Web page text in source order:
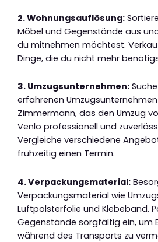
2. Wohnungsauflösung:
Möbel und Gegenstände aus
du mitnehmen möchtest.
Dinge, die du nicht mehr
3. Umzugsunternehmen:
erfahrenen
Zimmermann, das den Umzug
Venlo professionell und
Vergleiche verschiedene
frühzeitig einen Termin.
4. Verpackungsmaterial:
Verpackungsmaterial wie
Luftpolsterfolie und Klebeband.
Gegenstände sorgfältig ein, um
während des Transports zu